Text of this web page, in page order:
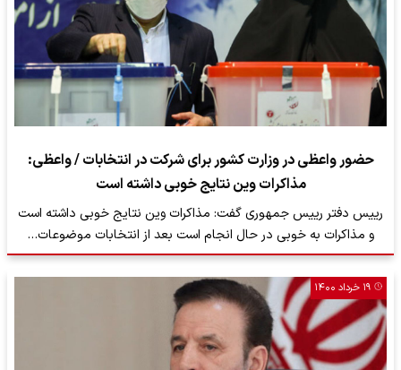
حضور واعظی در وزارت کشور برای شرکت در انتخابات / واعظی:
مذاکرات وین نتایج خوبی داشته است
رییس دفتر رییس جمهوری گفت: مذاکرات وین نتایج خوبی داشته است
و مذاکرات به خوبی در حال انجام است بعد از انتخابات موضوعات…
۱۹ خرداد ۱۴۰۰